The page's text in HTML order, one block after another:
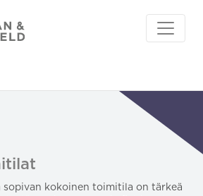
sopivan kokoinen toimitila on tärkeä